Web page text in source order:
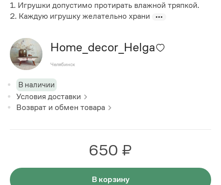
1. Игрушки допустимо протирать влажной тряпкой.
2. Каждую игрушку желательно храни
Home_decor_Helga
Челябинск
В наличии
Условия доставки
Возврат и обмен товара
650 ₽
В корзину